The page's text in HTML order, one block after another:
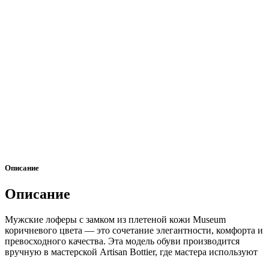
Описание
Описание
Мужские лоферы с замком из плетеной кожи Museum
коричневого цвета — это сочетание элегантности, комфорта и
превосходного качества. Эта модель обуви производится
вручную в мастерской Artisan Bottier, где мастера используют